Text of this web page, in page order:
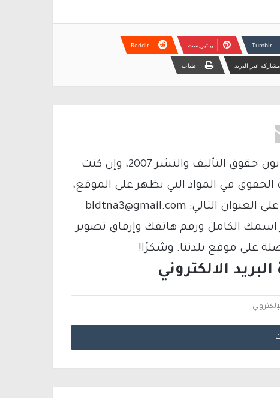
بينتيريست
مشاركة عبر البريد طباعة
يتم الاستخدام المواد وفقًا للمادة 27 أ من قانون حقوق التأليف والنشر 2007، وإن كنت
في المواد التي تظهر على الموقع،
فيمكنك التواصل معنا عبر البريد الإلكتروني على العنوان التالي: bldtna3@gmail.com
اسمك الكامل ورقم هاتفك وإرفاق تصوير
على موقع بلدتنا. وشكرًا!
الالكتروني